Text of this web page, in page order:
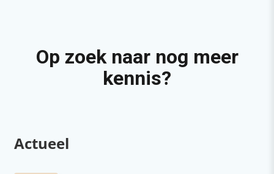
Op zoek naar nog meer
kennis?
Actueel